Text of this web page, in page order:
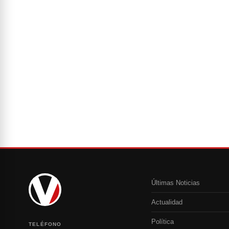
TELÉFONO
Últimas Noticias
Actualidad
Política